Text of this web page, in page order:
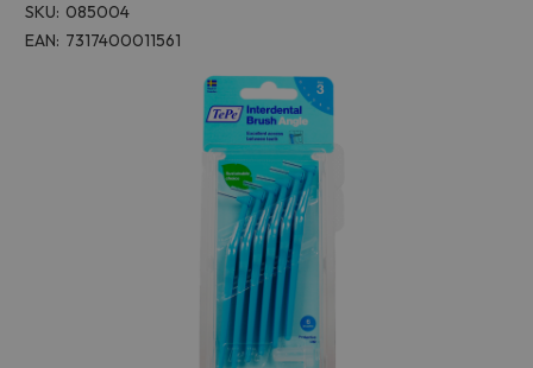
SKU: 085004
EAN: 7317400011561